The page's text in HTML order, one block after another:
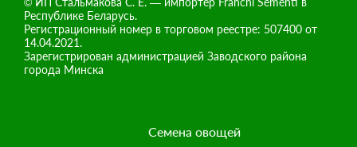
Республике Беларусь.
Регистрационный номер в торговом реестре: 507400 от
14.04.2021.
Зарегистрирован администрацией Заводского района
города Минска
Семена овощей